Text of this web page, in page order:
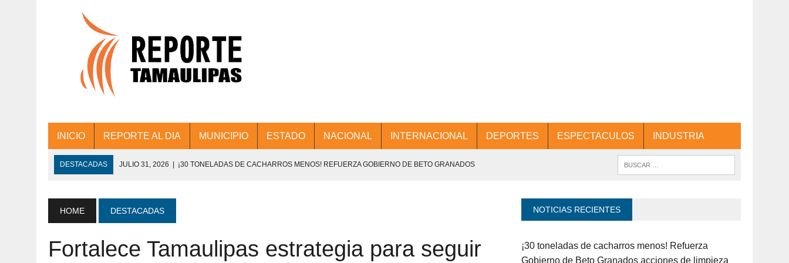
INICIO REPORTE AL DIA MUNICIPIO ESTADO NACIONAL INTERNACIONAL DEPORTES ESPECTACULOS INDUSTRIA
DESTACADAS JULIO 31, 2026 | ¡30 TONELADAS DE CACHARROS MENOS! REFUERZA GOBIERNO DE BETO GRANADOS
JULIO 30, 2026 | 💧🚰 ¡AGUA PARA LA COMUNIDAD!
JULIO 30, 2026 ¡TRABAJO EN EQUIPO Y RESULTADOS! ENCABEZA BETO GRANADOS MESA DE TRABAJO CON PRESIDENTES
HOME DESTACADAS
Fortalece Tamaulipas estrategia para seguir
NOTICIAS RECIENTES
¡30 toneladas de cacharros menos! Refuerza
Gobierno de Beto Granados acciones de limpieza